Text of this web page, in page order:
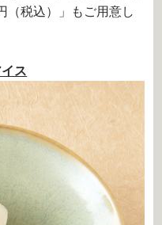
税込）」もご用意し
ス